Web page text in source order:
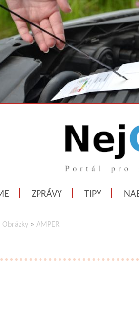
ZPRÁVY TIPY
Obrázky » AMPER